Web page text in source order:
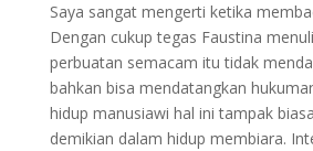
Saya sangat mengerti ketika
Dengan cukup tegas Faustina
perbuatan semacam itu tidak
bahkan bisa mendatangkan
hidup manusiawi hal ini tampak
demikian dalam hidup membiara.